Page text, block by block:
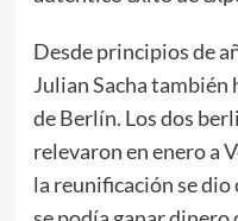
Desde principios de
Julian Sacha también
de Berlín. Los dos
relevaron en enero a
la reunificación se